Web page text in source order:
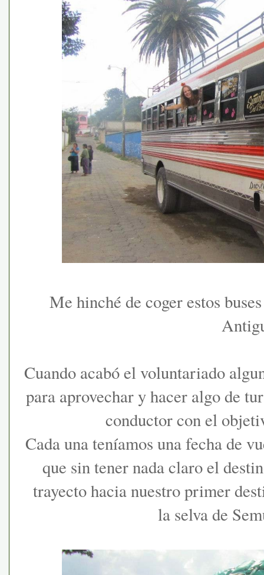
Me hinché de coger estos
Cuando acabó el voluntariado
para aprovechar y hacer algo de
conductor con el
Cada una teníamos una fecha de
que sin tener nada claro el
trayecto hacia nuestro primer
la selva de